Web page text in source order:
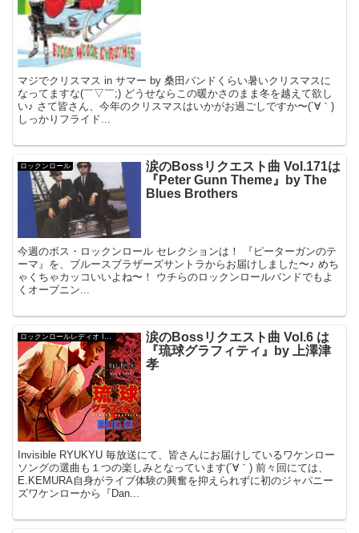
マジでクリスマス in サマー by 桑田バンドくらい暑いクリスマスに
なってますな(￣▽￣;) どうせならこの暖かさのまま冬を越えて欲し
い♪ さて皆さん、今年のクリスマスはいかがお過ごしですか〜(´∀｀)
しっかりフライド...
ロックンロール
涙のBossリクエスト曲 Vol.171は
『Peter Gunn Theme』by The
Blues Brothers
今週のボス・ロックンロール セレクションは！ 『ピーターガンのテ
ーマ』を、ブルースブラザーズサントラからお届けしました〜♪ めち
ゃくちゃカッコいいよね〜！ ウチらのロックンロールバンドでもよ
くオープニン...
ロックンロールレディオ Invisible Ryukyu
涙のBossリクエスト曲 Vol.6 は
『琉球グラフィティ』by 上澤津
孝
Invisible RYUKYU 毎放送にて、皆さんにお届けしているワケンロー
ソングの選曲も１つの楽しみとなっています(´∀｀) 前々回にては、
E.KEMURA自身がライブ体験の興奮を抑えられずに初のジャパニー
ズワケンローから『Dan...